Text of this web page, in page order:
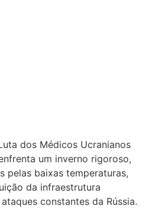
dos Médicos Ucranianos
um inverno rigoroso,
pelas baixas temperaturas,
da infraestrutura
constantes da Rússia.